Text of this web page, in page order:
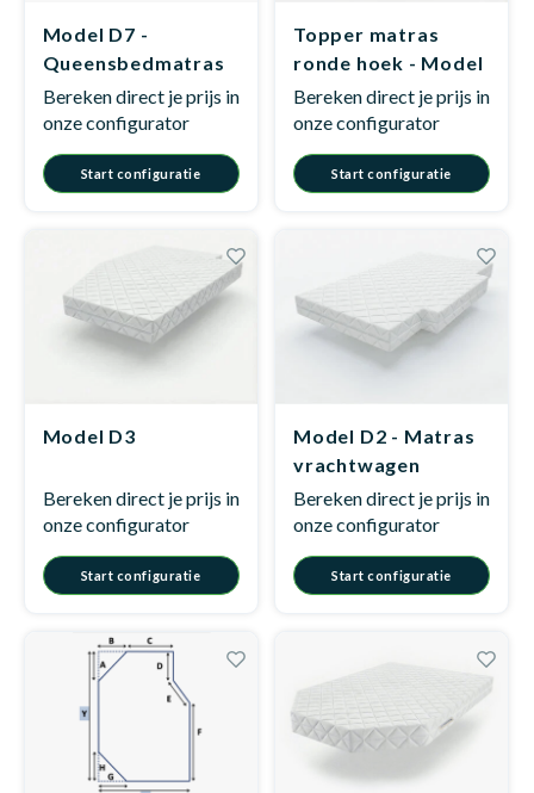
Model D7 -
Queensbedmatras
Bereken direct je prijs in
onze configurator
Start configuratie
Topper matras
ronde hoek - Model
D4
Bereken direct je prijs in
onze configurator
Start configuratie
Model D3
Bereken direct je prijs in
onze configurator
Start configuratie
Model D2 - Matras
vrachtwagen
Bereken direct je prijs in
onze configurator
Start configuratie